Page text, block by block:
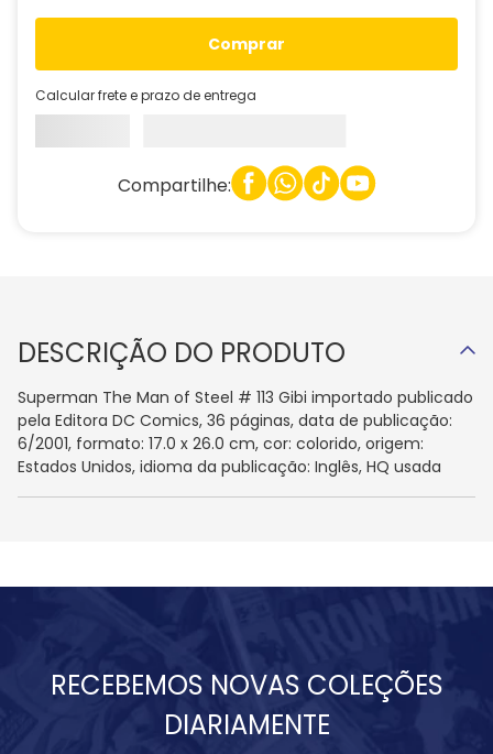
comprar
Calcular frete e prazo de entrega
Compartilhe:
DESCRIÇÃO DO PRODUTO
Superman The Man of Steel # 113 Gibi importado publicado
pela Editora DC Comics, 36 páginas, data de publicação:
6/2001, formato: 17.0 x 26.0 cm, cor: colorido, origem:
Estados Unidos, idioma da publicação: Inglês, HQ usada
RECEBEMOS NOVAS COLEÇÕES
DIARIAMENTE